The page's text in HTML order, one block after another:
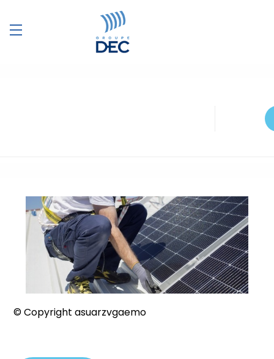
© Copyright asuarzvgaemo